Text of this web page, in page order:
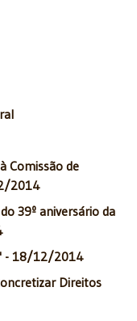
Comissão de
2014
39º aniversário da
- 18/12/2014
Direitos